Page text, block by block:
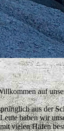
auf
aus der
haben wir
vielen Häfen